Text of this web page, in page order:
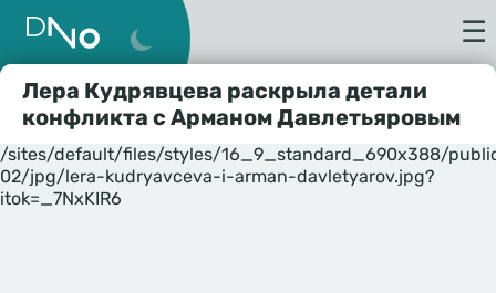
☰
Лера Кудрявцева раскрыла детали
конфликта с Арманом Давлетьяровым
/sites/default/files/styles/16_9_standard_690x388/
02/jpg/lera-kudryavceva-i-arman-davletyarov.jpg?
itok=_7NxKIR6